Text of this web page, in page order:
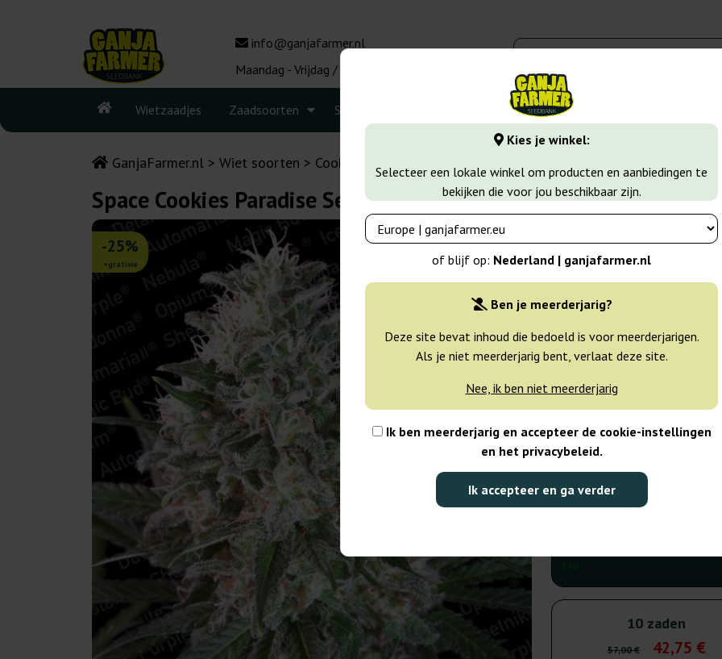
Kies je winkel:
Selecteer een lokale winkel om producten en aanbiedingen te
bekijken die voor jou beschikbaar zijn.
of blijf op: Nederland | ganjafarmer.nl
Ben je meerderjarig?
Deze site bevat inhoud die bedoeld is voor meerderjarigen.
Als je niet meerderjarig bent, verlaat deze site.
Nee, ik ben niet meerderjarig
Ik ben meerderjarig en accepteer de cookie-instellingen
en het privacybeleid.
Ik accepteer en ga verder
info@ganjafarmer.nl
Maandag - Vrijdag / 10:00 - 16:00
Wietzaadjes Zaadsoorten Seedbanks Meer
GanjaFarmer.nl Wiet soorten Cookies
Space Cookies Paradise Seeds
-25%
+gratisie
Paradise Seeds
3 zaden
Verzonden binnen
5 zaden
Verzonden binnen
3-7 dagen
10 zaden
57,00 € 42,75 €